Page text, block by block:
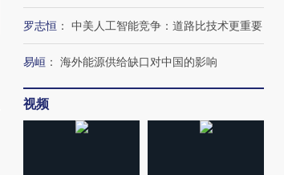
罗志恒 ： 中美人工智能竞争：道路比技术更重要
易峘 ： 海外能源供给缺口对中国的影响
视频